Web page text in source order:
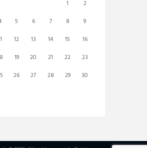
1
2
5 6 7 8
9
12 13 14 15
16
19 20 21 22
23
26 27 28 29
30